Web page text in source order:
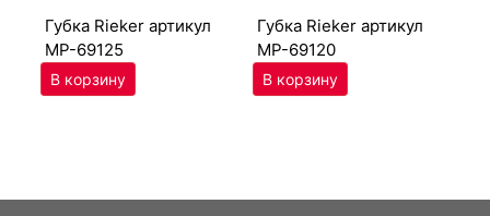
губ­ка Ri­eker артикул
MP-69125
губ­ка Ri­eker артикул
MP-69120